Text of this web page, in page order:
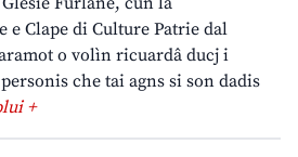
Clape di Culture Patrie dal
o volìn ricuardâ ducj i
che tai agns si son dadis
+